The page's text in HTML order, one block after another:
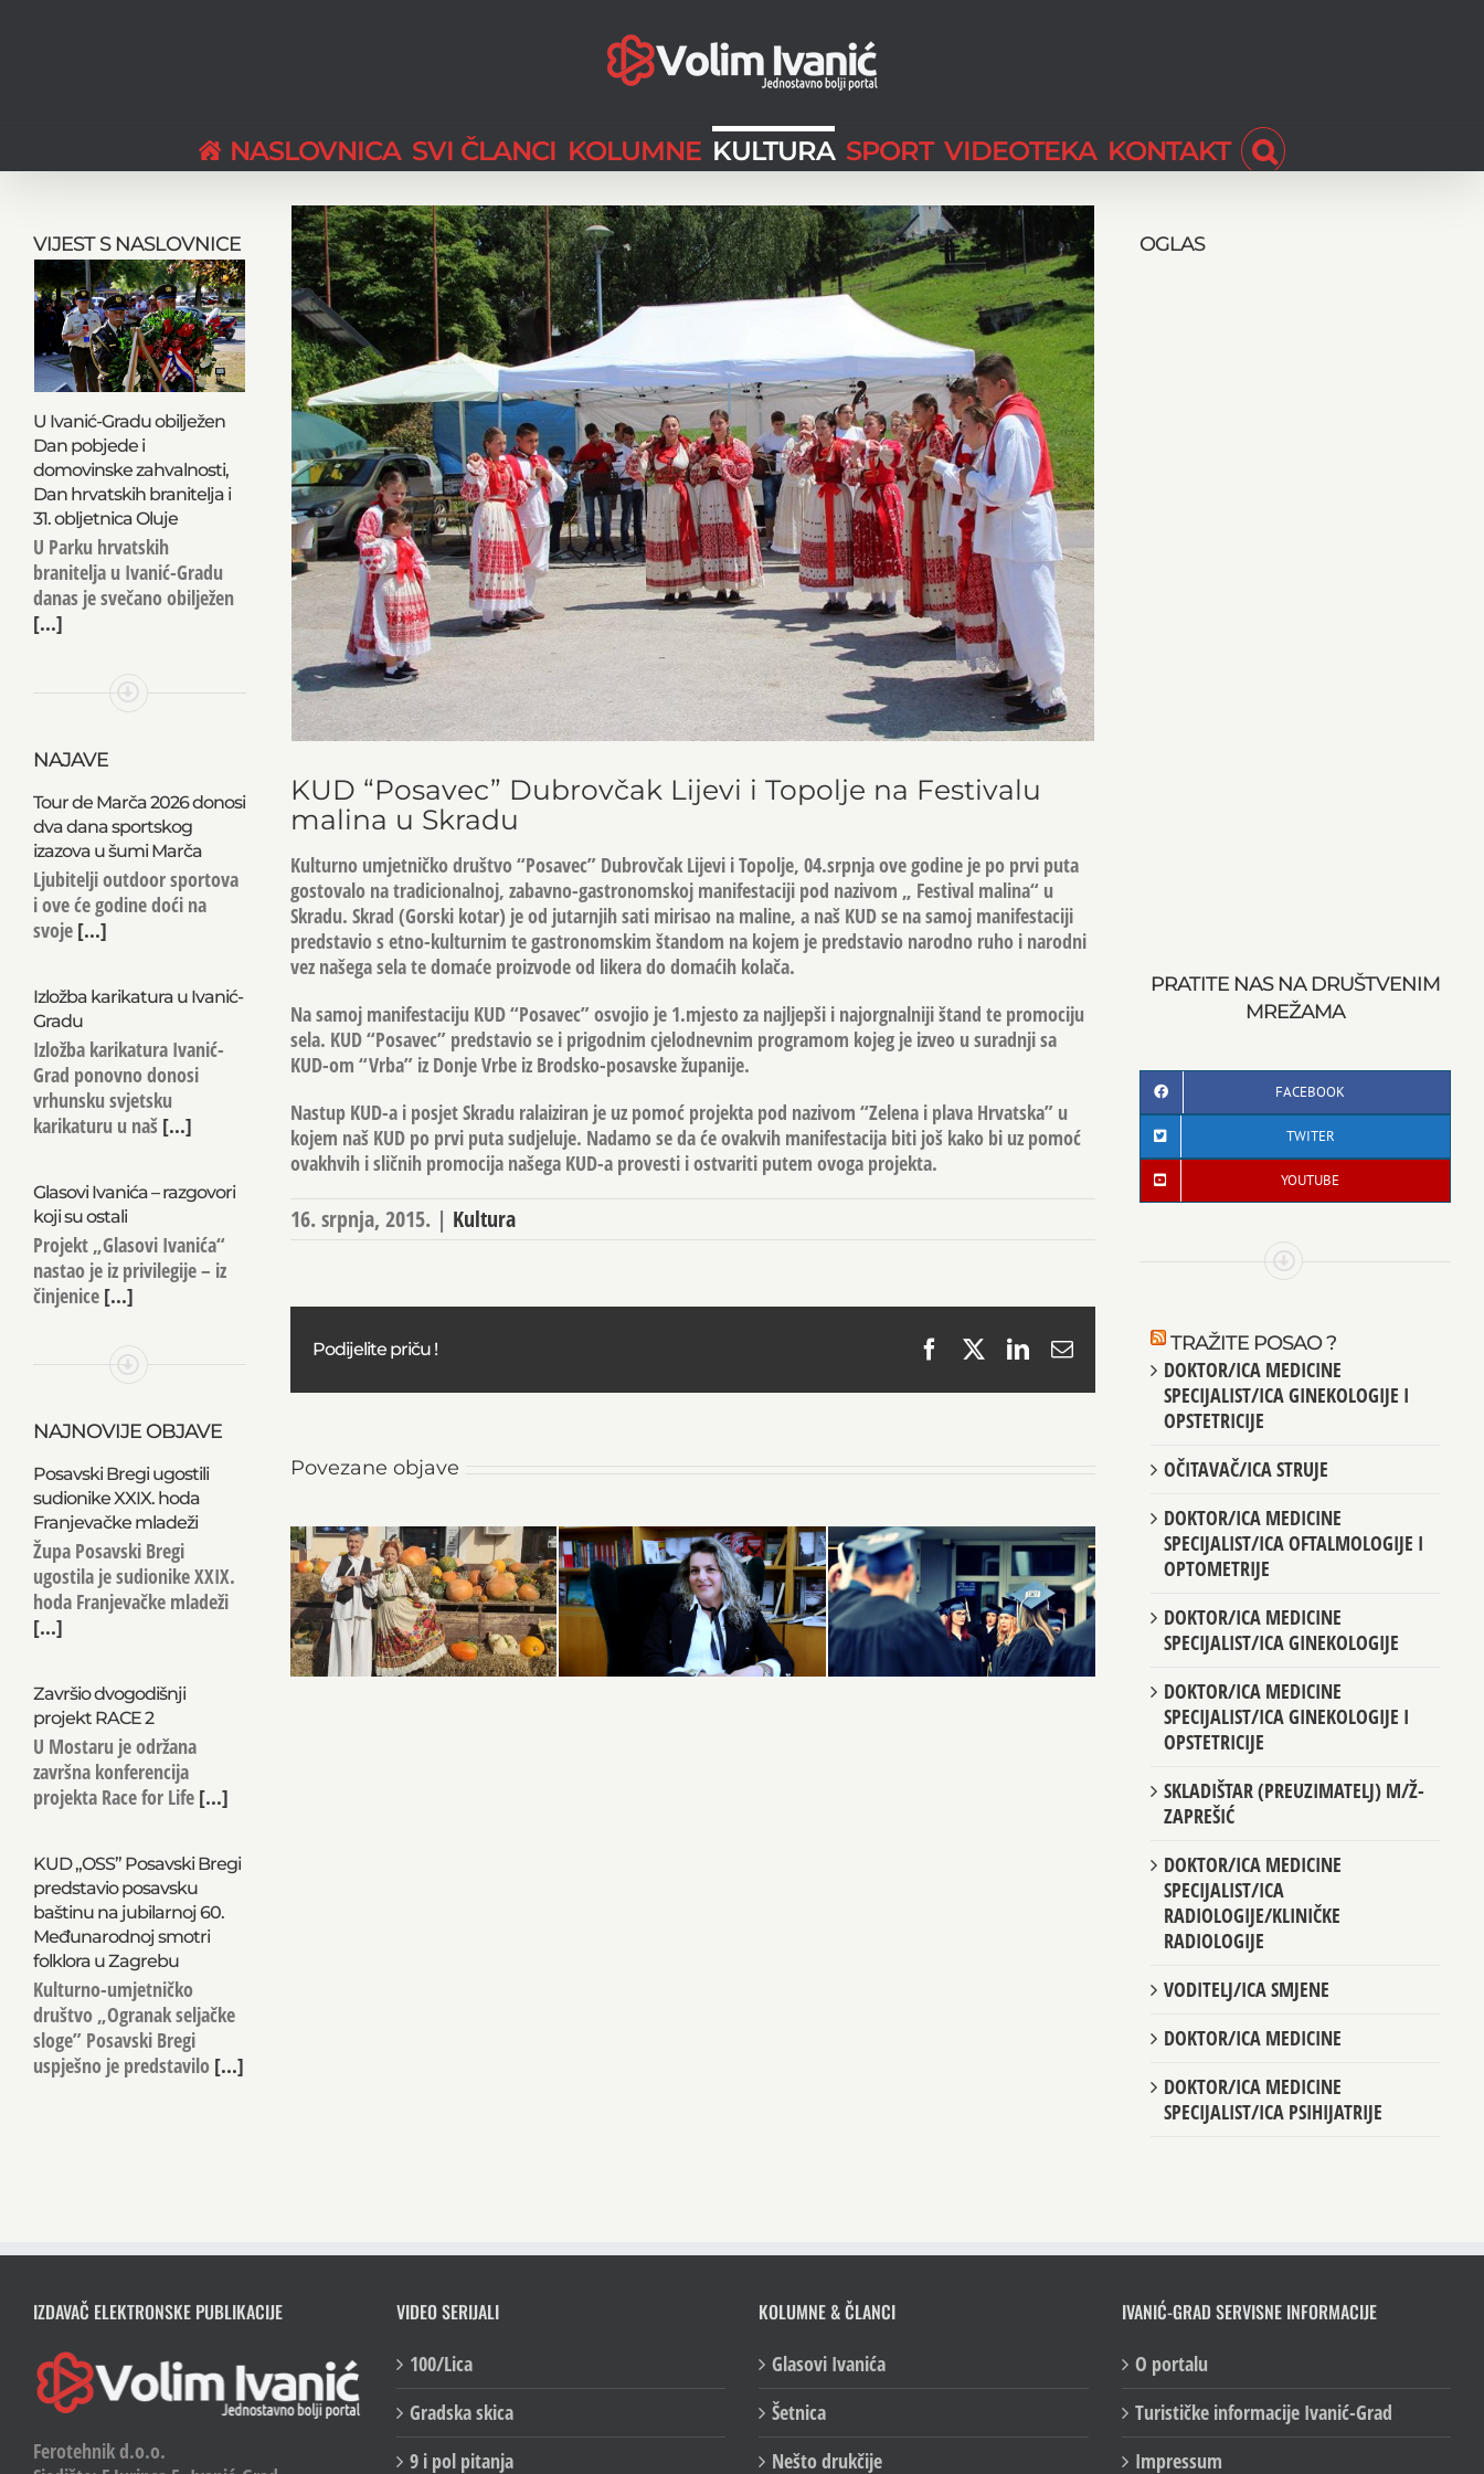
NASLOVNICA SVI ČLANCI KOLUMNE KULTURA SPORT VIDEOTEKA KONTAKT
View
Larger
Image
KUD “Posavec” Dubrovčak Lijevi i Topolje na Festivalu
malina u Skradu
Kulturno umjetničko društvo “Posavec” Dubrovčak Lijevi i Topolje, 04.srpnja ove godine je po prvi puta
gostovalo na tradicionalnoj, zabavno-gastronomskoj manifestaciji pod nazivom „ Festival malina“ u
Skradu. Skrad (Gorski kotar) je od jutarnjih sati mirisao na maline, a naš KUD se na samoj manifestaciji
predstavio s etno-kulturnim te gastronomskim štandom na kojem je predstavio narodno ruho i narodni
vez našega sela te domaće proizvode od likera do domaćih kolača.
Na samoj manifestaciju KUD “Posavec” osvojio je 1.mjesto za najljepši i najorgnalniji štand te promociju
sela. KUD “Posavec” predstavio se i prigodnim cjelodnevnim programom kojeg je izveo u suradnji sa
KUD-om “Vrba” iz Donje Vrbe iz Brodsko-posavske županije.
Nastup KUD-a i posjet Skradu ralaiziran je uz pomoć projekta pod nazivom “Zelena i plava Hrvatska” u
kojem naš KUD po prvi puta sudjeluje. Nadamo se da će ovakvih manifestacija biti još kako bi uz pomoć
ovakhvih i sličnih promocija našega KUD-a provesti i ostvariti putem ovoga projekta.
16. srpnja, 2015. | Kultura
Podijelite priču ! FacebookLinkedIn
Email
Povezane objave
VIJEST S NASLOVNICE
U Ivanić-Gradu obilježen
Dan pobjede i
domovinske zahvalnosti,
Dan hrvatskih branitelja i
31. obljetnica Oluje
U Parku hrvatskih
branitelja u Ivanić-Gradu
danas je svečano obilježen
[...]
NAJAVE
Tour de Marča 2026 donosi
dva dana sportskog
izazova u šumi Marča
Ljubitelji outdoor sportova
i ove će godine doći na
svoje[...]
Izložba karikatura u Ivanić-
Gradu
Izložba karikatura Ivanić-
Grad ponovno donosi
vrhunsku svjetsku
karikaturu u naš[...]
Glasovi Ivanića – razgovori
koji su ostali
Projekt „Glasovi Ivanića“
nastao je iz privilegije – iz
činjenice[...]
NAJNOVIJE OBJAVE
Posavski Bregi ugostili
sudionike XXIX. hoda
Franjevačke mladeži
Župa Posavski Bregi
ugostila je sudionike XXIX.
hoda Franjevačke mladeži
[...]
Završio dvogodišnji
projekt RACE 2
U Mostaru je održana
završna konferencija
projekta Race for Life[...]
KUD „OSS” Posavski Bregi
predstavio posavsku
baštinu na jubilarnoj 60.
Međunarodnoj smotri
folklora u Zagrebu
Kulturno-umjetničko
društvo „Ogranak seljačke
sloge” Posavski Bregi
uspješno je predstavilo[...]
OGLAS
PRATITE NAS NA DRUŠTVENIM
MREŽAMA
FACEBOOK
TWITER
YOUTUBE
TRAŽITE POSAO ?
DOKTOR/ICA MEDICINE
SPECIJALIST/ICA GINEKOLOGIJE I
OPSTETRICIJE
OČITAVAČ/ICA STRUJE
DOKTOR/ICA MEDICINE
SPECIJALIST/ICA OFTALMOLOGIJE I
OPTOMETRIJE
DOKTOR/ICA MEDICINE
SPECIJALIST/ICA GINEKOLOGIJE
DOKTOR/ICA MEDICINE
SPECIJALIST/ICA GINEKOLOGIJE I
OPSTETRICIJE
SKLADIŠTAR (PREUZIMATELJ) M/Ž-
ZAPREŠIĆ
DOKTOR/ICA MEDICINE
SPECIJALIST/ICA
RADIOLOGIJE/KLINIČKE
RADIOLOGIJE
VODITELJ/ICA SMJENE
DOKTOR/ICA MEDICINE
DOKTOR/ICA MEDICINE
SPECIJALIST/ICA PSIHIJATRIJE
IZDAVAČ ELEKTRONSKE PUBLIKACIJE
Ferotehnik d.o.o.
VIDEO SERIJALI
100/Lica
Gradska skica
9 i pol pitanja
KOLUMNE & ČLANCI
Glasovi Ivanića
Šetnica
Nešto drukčije
IVANIĆ-GRAD SERVISNE INFORMACIJE
O portalu
Turističke informacije Ivanić-Grad
Impressum